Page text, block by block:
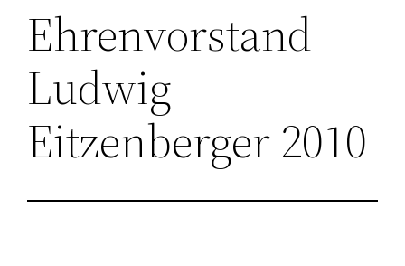
Ehrenvorstand
Ludwig
Eitzenberger 2010